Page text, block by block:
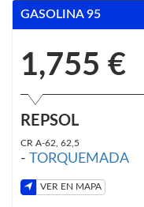
GASOLINA 95
1,755 €
REPSOL
CR A-62, 62,5
- TORQUEMADA
VER EN MAPA